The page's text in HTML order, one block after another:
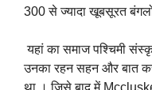
300 से ज्यादा खूबसूरत बंगलो
यहां का समाज पश्चिमी
उनका रहन सहन और बात
था । जिसे बाद में